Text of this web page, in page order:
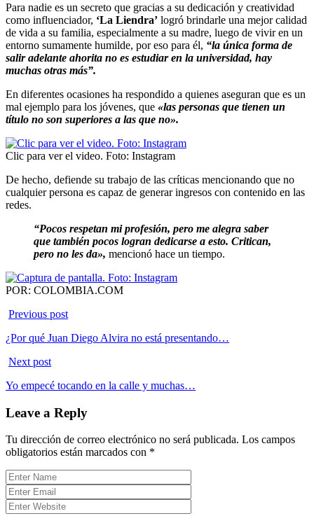
Para nadie es un secreto que gracias a su dedicación y creatividad
como influenciador, ‘La Liendra’ logró brindarle una mejor calidad
de vida a su familia, especialmente a su madre, luego de vivir en un
entorno sumamente humilde, por eso para él, “la única forma de
salir adelante ahorita no es estudiar en la universidad, hay
muchas otras más”.
En diferentes ocasiones ha respondido a quienes aseguran que es un
mal ejemplo para los jóvenes, que «las personas que tienen un
título no son superiores a las que no».
Clic para ver el video. Foto: Instagram
De hecho, defiende su trabajo de las críticas mencionando que no
cualquier persona es capaz de generar ingresos con contenido en las
redes.
“Pocos respetan mi profesión, pero me alegra saber
que también pocos logran dedicarse a esto. Critican,
pero no les da», mencionó hace un tiempo.
POR: COLOMBIA.COM
Previous post
¿Por qué Juan Diego Alvira no está presentando…
Next post
Yo empecé tocando en la calle y muchas…
Leave a Reply
Tu dirección de correo electrónico no será publicada. Los campos
obligatorios están marcados con *